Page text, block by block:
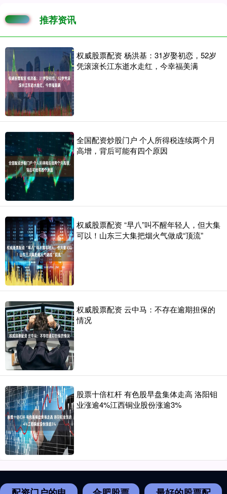
推荐资讯
权威股票配资 杨洪基：31岁娶初恋，52岁
凭滚滚长江东逝水走红，今幸福美满
全国配资炒股门户 个人所得税连续两个月
高增，背后可能有四个原因
权威股票配资 “早八”叫不醒年轻人，但大集
可以！山东三大集把烟火气做成“顶流”
权威股票配资 云中马：不存在逾期担保的
情况
股票十倍杠杆 有色股早盘集体走高 洛阳钼
业涨逾4%江西铜业股份涨逾3%